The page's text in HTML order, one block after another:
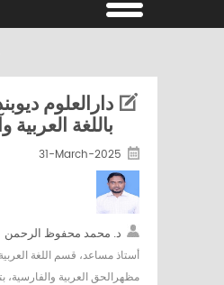
دارالعلوم
باللغة العربية
31-March-2025
د. محمد محفوظ الرحمن
أستاذ مساعد، قسم اللغة العربية
مظهرالحق العربية والفارسية،